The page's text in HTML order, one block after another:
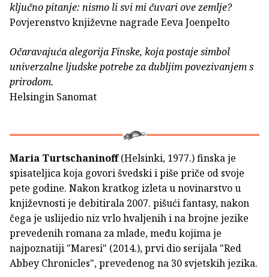
ključno pitanje: nismo li svi mi čuvari ove zemlje?
Povjerenstvo književne nagrade Eeva Joenpelto
Očaravajuća alegorija Finske, koja postaje simbol
univerzalne ljudske potrebe za dubljim povezivanjem s
prirodom.
Helsingin Sanomat
Maria Turtschaninoff(Helsinki, 1977.) finska je
spisateljica koja govori švedski i piše priče od svoje
pete godine. Nakon kratkog izleta u novinarstvo u
književnosti je debitirala 2007. pišući fantasy, nakon
čega je uslijedio niz vrlo hvaljenih i na brojne jezike
prevedenih romana za mlade, među kojima je
najpoznatiji "Maresi" (2014.), prvi dio serijala "Red
Abbey Chronicles", prevedenog na 30 svjetskih jezika.